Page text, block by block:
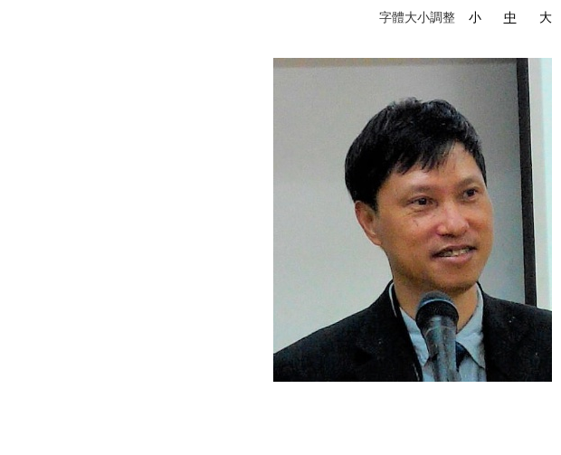
字體大小調整 小 中 大